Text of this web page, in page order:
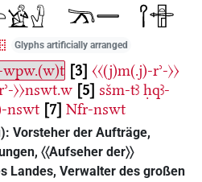
Glyphs artificially arranged
wpw.(w)t 3 〈〈(j)m(.j)-rʾ-〉〉
〉〉nswt.w 5 sšm-tꜣ ḥqꜣ-
nswt 7 Nfr-nswt
Vorsteher der Aufträge,
〈〈Aufseher der〉〉
Landes, Verwalter des großen